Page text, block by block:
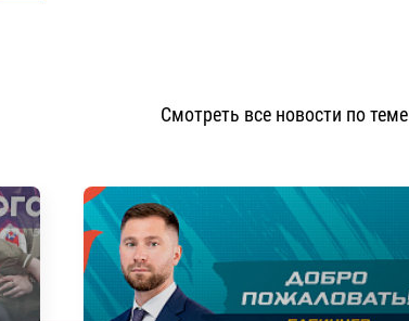
Смотреть все новости по теме